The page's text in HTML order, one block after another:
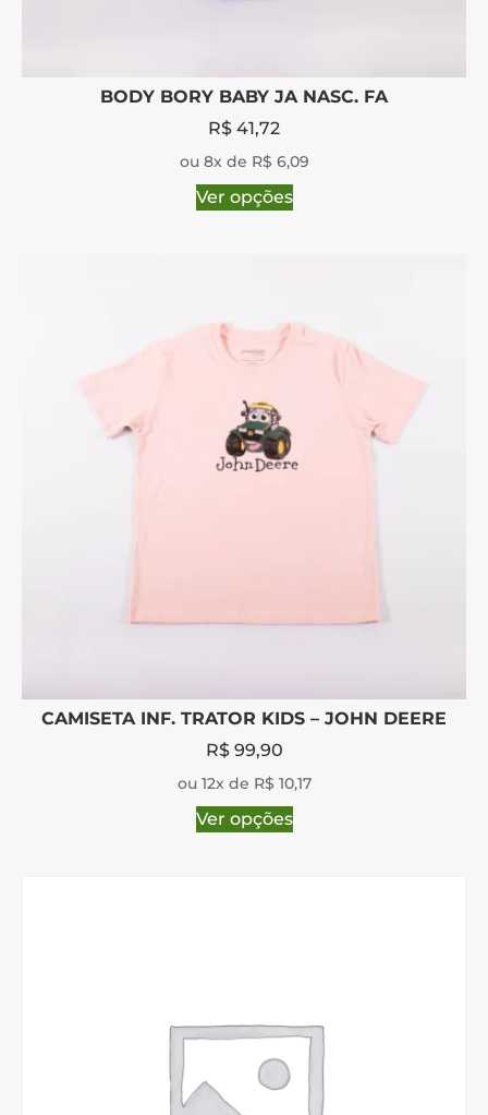
BODY BORY BABY JA NASC. FA
R$ 41,72
ou 8x de R$ 6,09
Ver opções
CAMISETA INF. TRATOR KIDS – JOHN DEERE
R$99,90
ou 12x de R$ 10,17
Ver opções